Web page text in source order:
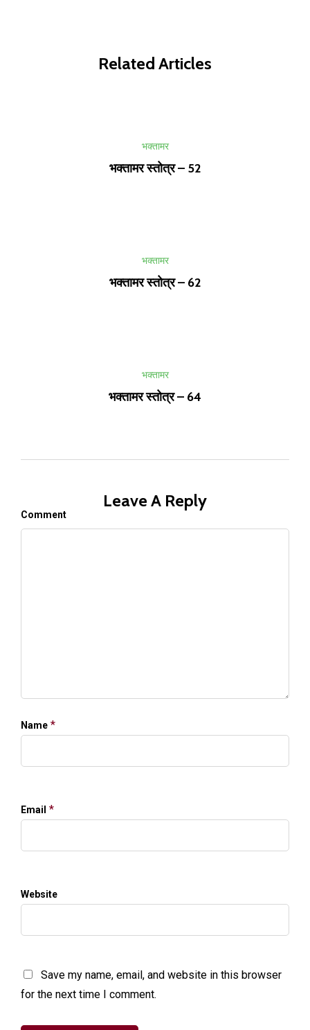
Related Articles
भक्तामर
भक्तामर स्तोत्र – 52
भक्तामर
भक्तामर स्तोत्र – 62
भक्तामर
भक्तामर स्तोत्र – 64
Leave A Reply
Comment
Name *
Email *
Website
Save my name, email, and website in this browser
for the next time I comment.